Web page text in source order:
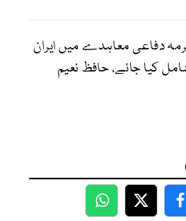
دفاعی معاہدے میں ایران
کیا جائے، حافظ نعیم
WhatsApp
Twitter